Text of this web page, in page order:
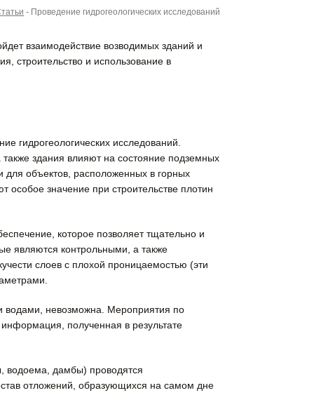
- Проведение гидрогеологических исследований
взаимодействие возводимых зданий и
строительство и использование в
гидрогеологических исследований.
также здания влияют на состояние подземных
для объектов, расположенных в горных
особое значение при строительстве плотин
которое позволяет тщательно и
являются контрольными, а также
слоев с плохой проницаемостью (эти
водами, невозможна. Мероприятия по
полученная в результате
водоема, дамбы) проводятся
отложений, образующихся на самом дне